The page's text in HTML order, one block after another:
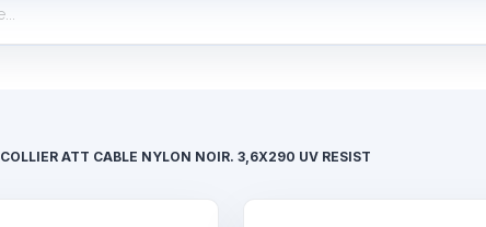
COLLIER ATT CABLE NYLON NOIR. 3,6X290 UV RESIST